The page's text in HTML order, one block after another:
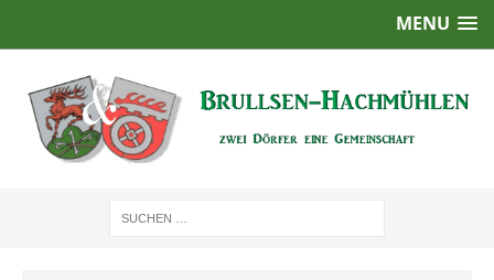
MENU
2:00